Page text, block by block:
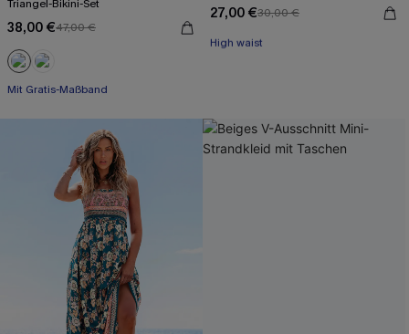
Triangel-Bikini-Set
38,00 €47,00 €
Mit Gratis-Maßband
27,00 €30,00 €
Mit Gratis-Maßband
High waist